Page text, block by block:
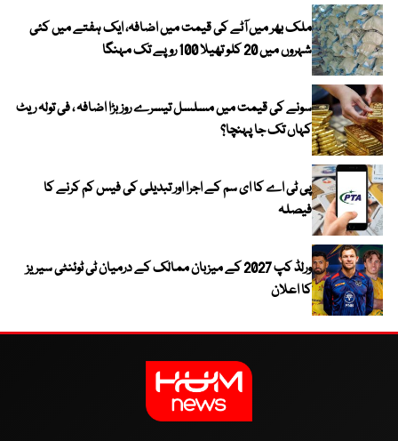
ملک بھر میں آٹے کی قیمت میں اضافہ، ایک ہفتے میں کئی
شہروں میں 20 کلو تھیلا 100 روپے تک مہنگا
سونے کی قیمت میں مسلسل تیسرے روز بڑا اضافہ ، فی تولہ ریٹ
کہاں تک جا پہنچا؟
پی ٹی اے کا ای سم کے اجرا اور تبدیلی کی فیس کم کرنے کا
فیصلہ
ورلڈ کپ 2027 کے میزبان ممالک کے درمیان ٹی ٹوئنٹی سیریز
کا اعلان